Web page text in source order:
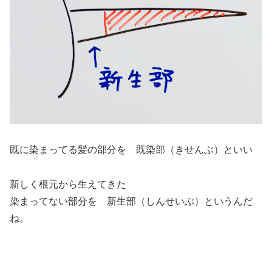
既に染まってる髪の部分を 既染部（きせんぶ）といい
新しく根元から生えてきた
染まってない部分を 新生部（しんせいぶ）というんだ
ね。